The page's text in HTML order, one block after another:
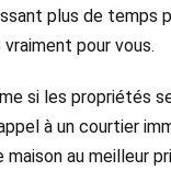
plus de temps
pour vous.
si les propriétés
à un courtier
au meilleur